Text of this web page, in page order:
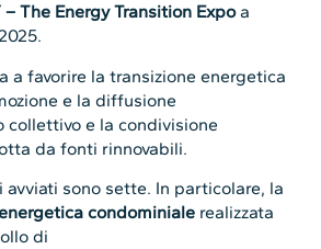
– The Energy Transition Expoa
a favorire la transizione energetica
e la diffusione
collettivo e la condivisione
da fonti rinnovabili.
sono sette. In particolare, la
condominiale realizzata
di